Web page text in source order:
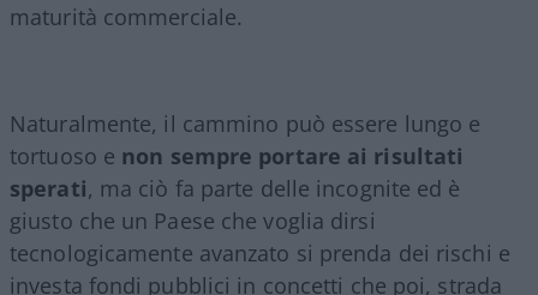
maturità commerciale.
Naturalmente, il cammino può essere lungo e
tortuoso e non sempre portare ai risultati
sperati, ma ciò fa parte delle incognite ed è
giusto che un Paese che voglia dirsi
tecnologicamente avanzato si prenda dei rischi e
investa fondi pubblici in concetti che poi, strada